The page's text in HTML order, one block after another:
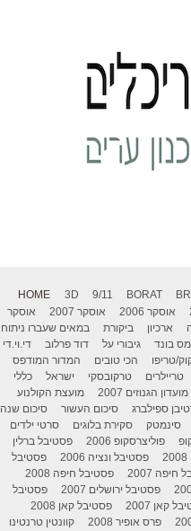
HOME 3D 9/11 BORAT
אוסקר 2006 אוסקר 2007
אוסקר
ארכיון ביקורת
במאים שעברו ניתוח
בונד גיבורי על דוד פרלוב
די.וי.די
טריפו הכי טובים
המדור המודפס
טריילרים טרקובסקי ישראל
כללי
מועדון הגנוזים 2007
מועצת הקולנוע
ספילברג סיכום העשור
סיכום שנה
סינמטק סקירת בלוגים
סרטי ילדים
פוליצרסקופ 2006
פסטיבל ברלין
פסטיבל ונציה 2006
פסטיבל
2007
פסטיבל חיפה 2008
פסטיבל ירושלים 2007
פסטיבל
קאן 2007
פסטיבל קאן 2008
פרס אופיר 2008 קוונטין טרנטינו